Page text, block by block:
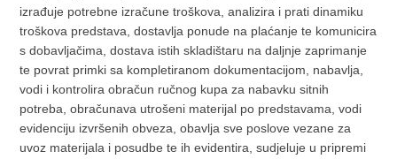
izrađuje potrebne izračune troškova, analizira i prati dinamiku
troškova predstava, dostavlja ponude na plaćanje te komunicira
s dobavljačima, dostava istih skladištaru na daljnje zaprimanje
te povrat primki sa kompletiranom dokumentacijom, nabavlja,
vodi i kontrolira obračun ručnog kupa za nabavku sitnih
potreba, obračunava utrošeni materijal po predstavama, vodi
evidenciju izvršenih obveza, obavlja sve poslove vezane za
uvoz materijala i posudbe te ih evidentira, sudjeluje u pripremi